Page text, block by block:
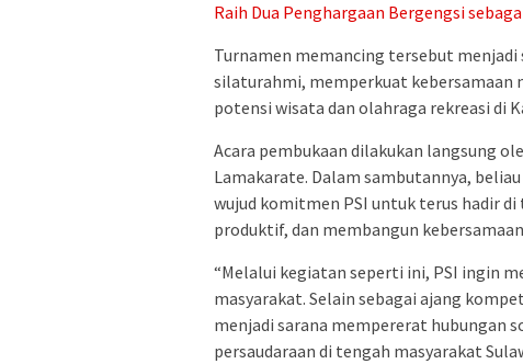
Raih Dua Penghargaan Bergengsi
Turnamen memancing tersebut
silaturahmi, memperkuat kebersamaan
potensi wisata dan olahraga rekreasi di
Acara pembukaan dilakukan langsung
Lamakarate. Dalam sambutannya,
wujud komitmen PSI untuk terus hadir
produktif, dan membangun
“Melalui kegiatan seperti ini, PSI ingin
masyarakat. Selain sebagai ajang
menjadi sarana mempererat hubungan
persaudaraan di tengah masyarakat